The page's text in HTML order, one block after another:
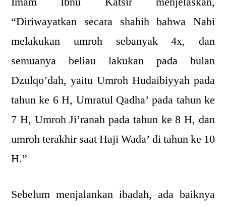
“Diriwayatkan secara shahih bahwa Nabi
melakukan umroh sebanyak 4x, dan
semuanya beliau lakukan pada bulan
Dzulqo’dah, yaitu Umroh Hudaibiyyah pada
tahun ke 6 H, Umratul Qadha’ pada tahun ke
7 H, Umroh Ji’ranah pada tahun ke 8 H, dan
umroh terakhir saat Haji Wada’ di tahun ke 10
H.”
Sebelum menjalankan ibadah, ada baiknya